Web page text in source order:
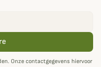
Onze contactgegevens hiervoor